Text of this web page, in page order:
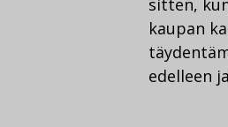
kaupan
edelleen